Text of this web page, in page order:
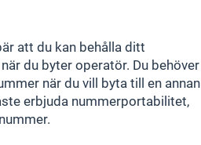
att du kan behålla ditt
du byter operatör. Du behöver
när du vill byta till en annan
erbjuda nummerportabilitet,